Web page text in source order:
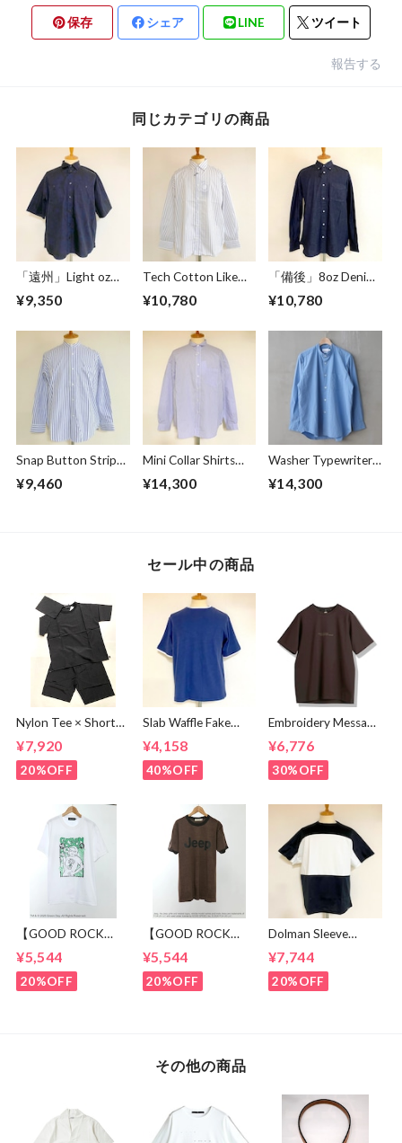
保存 シェア LINE ツイート
報告する
同じカテゴリの商品
「遠州」Light oz
Pocket Half Sleeve
Botanical Deep
Navy
¥9,350
Tech Cotton Like
Line Shirts Ivory
¥10,780
「備後」8oz Denim
Shirts Dark Indigo
¥10,780
Snap Button Stripe
Shirts White
¥9,460
Mini Collar Shirts
¥14,300
Washer Typewriter
Collar Shirt Blue
¥14,300
セール中の商品
Nylon Tee × Shorts
¥7,920
20%OFF
Slab Waffle Fake
Cut & Sewn Navy
¥4,158
40%OFF
Embroidery Message
shirts Brown
¥6,776
30%OFF
【GOOD ROCK
DAY “Kerplunk!”
Front & Back
Graphic T-Shirt
¥5,544
20%OFF
【GOOD ROCK
Classic Logo Graphic
Ringer T-Shirt
Brown
¥5,544
20%OFF
Dolman Sleeve
Sewn Black /
White
¥7,744
20%OFF
その他の商品